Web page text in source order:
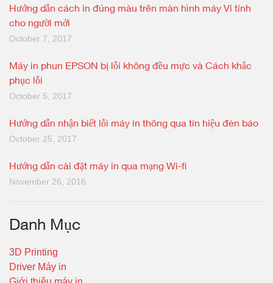
Hướng dẫn cách in đúng màu trên màn hình máy Vi tính
cho người mới
October 7, 2017
Máy in phun EPSON bị lỗi không đều mực và Cách khắc
phục lỗi
October 5, 2017
Hướng dẫn nhận biết lỗi máy in thông qua tín hiệu đèn báo
October 25, 2017
Hướng dẫn cài đặt máy in qua mạng Wi-fi
November 26, 2016
Danh Mục
3D Printing
Driver Máy in